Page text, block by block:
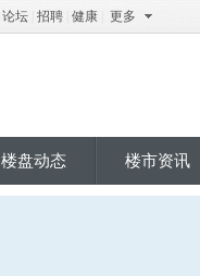
论坛 招聘 健康 更多
楼盘动态 楼市资讯